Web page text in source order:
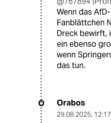
Wenn das
Fanblättchen
Dreck bewirft,
ein ebenso
wenn
das tun.
O Orabos
29.08.2025,